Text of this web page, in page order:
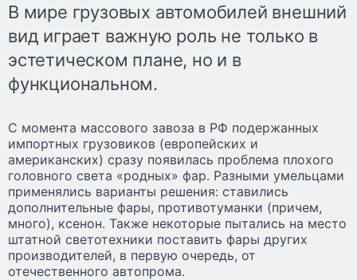
В мире грузовых автомобилей внешний
вид играет важную роль не только в
эстетическом плане, но и в
функциональном.
С момента массового завоза в РФ подержанных
импортных грузовиков (европейских и
американских) сразу появилась проблема плохого
головного света «родных» фар. Разными умельцами
применялись варианты решения: ставились
дополнительные фары, противотуманки (причем,
много), ксенон. Также некоторые пытались на место
штатной светотехники поставить фары других
производителей, в первую очередь, от
отечественного автопрома.